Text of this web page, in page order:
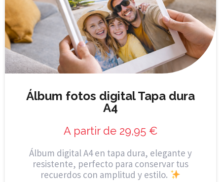
Álbum fotos digital Tapa dura
A4
A partir de 29,95 €
Álbum digital A4 en tapa dura, elegante y
resistente, perfecto para conservar tus
recuerdos con amplitud y estilo.